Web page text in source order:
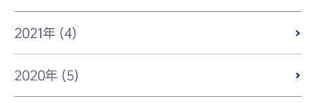
2021年 (4)
2020年 (5)